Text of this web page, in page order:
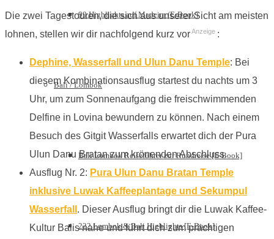
99 Highlights auf Madeira (E-Book)
Bali / Lombok
Bali Lombok Reiseführer zur Rundreise [E-Book]
222 Lombok & Bali Highlights [E-Book]
Die zwei Tagestouren, die sich aus unserer Sicht am meisten
lohnen, stellen wir dir nachfolgend kurz vorAnzeige :
Dephine, Wasserfall und Ulun Danu Temple: Bei
diesem Kombinationsausflug startest du nachts um 3
Uhr, um zum Sonnenaufgang die freischwimmenden
Delfine in Lovina bewundern zu können. Nach einem
Besuch des Gitgit Wasserfalls erwartet dich der Pura
Ulun Danu Bratan zum krönenden Abschluss.
Ausflug Nr. 2: Pura Ulun Danu Bratan Temple
inklusive Luwak Kaffeeplantage und Sekumpul
Wasserfall . Dieser Ausflug bringt dir die Luwak Kaffee-
Kultur Balis nahe und führt dich zum prächtigen